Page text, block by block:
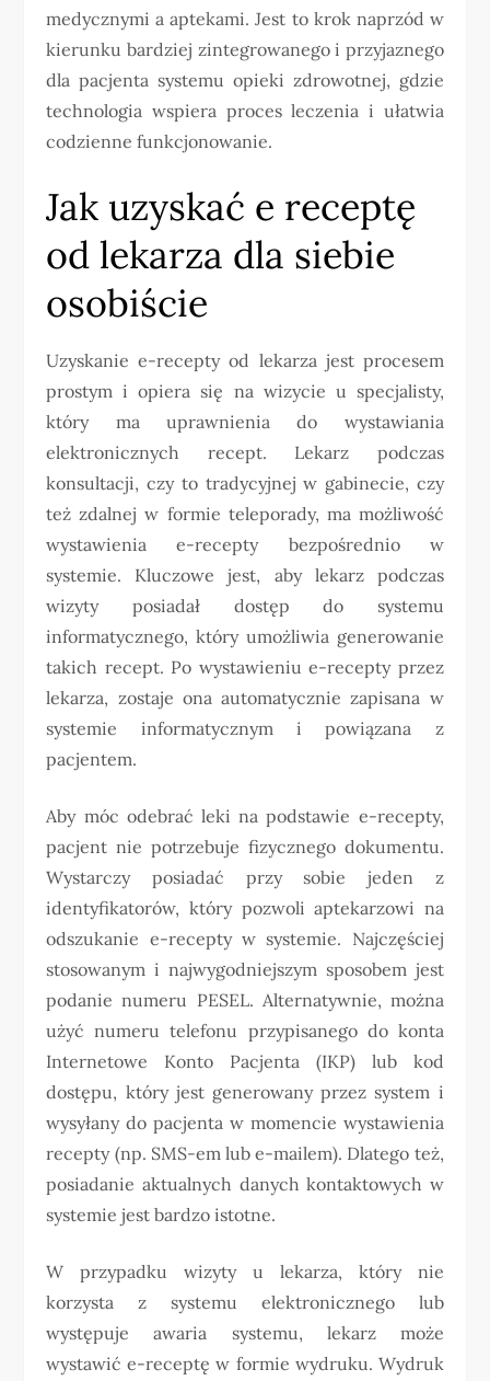
medycznymi a aptekami. Jest to krok naprzód w
kierunku bardziej zintegrowanego i przyjaznego
dla pacjenta systemu opieki zdrowotnej, gdzie
technologia wspiera proces leczenia i ułatwia
codzienne funkcjonowanie.
Jak uzyskać e receptę
od lekarza dla siebie
osobiście
Uzyskanie e-recepty od lekarza jest procesem
prostym i opiera się na wizycie u specjalisty,
który ma uprawnienia do wystawiania
elektronicznych recept. Lekarz podczas
konsultacji, czy to tradycyjnej w gabinecie, czy
też zdalnej w formie teleporady, ma możliwość
wystawienia e-recepty bezpośrednio w
systemie. Kluczowe jest, aby lekarz podczas
wizyty posiadał dostęp do systemu
informatycznego, który umożliwia generowanie
takich recept. Po wystawieniu e-recepty przez
lekarza, zostaje ona automatycznie zapisana w
systemie informatycznym i powiązana z
pacjentem.
Aby móc odebrać leki na podstawie e-recepty,
pacjent nie potrzebuje fizycznego dokumentu.
Wystarczy posiadać przy sobie jeden z
identyfikatorów, który pozwoli aptekarzowi na
odszukanie e-recepty w systemie. Najczęściej
stosowanym i najwygodniejszym sposobem jest
podanie numeru PESEL. Alternatywnie, można
użyć numeru telefonu przypisanego do konta
Internetowe Konto Pacjenta (IKP) lub kod
dostępu, który jest generowany przez system i
wysyłany do pacjenta w momencie wystawienia
recepty (np. SMS-em lub e-mailem). Dlatego też,
posiadanie aktualnych danych kontaktowych w
systemie jest bardzo istotne.
W przypadku wizyty u lekarza, który nie
korzysta z systemu elektronicznego lub
występuje awaria systemu, lekarz może
wystawić e-receptę w formie wydruku. Wydruk